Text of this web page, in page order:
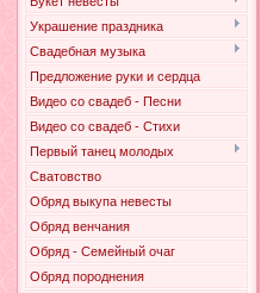
Украшение праздника
Свадебная музыка
Предложение руки и сердца
Видео со свадеб - Песни
Видео со свадеб - Стихи
Первый танец молодых
Сватовство
Обряд выкупа невесты
Обряд венчания
Обряд - Семейный очаг
Обряд породнения